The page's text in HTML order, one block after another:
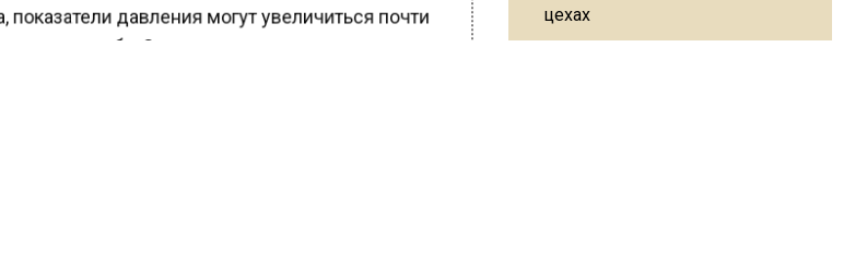
давления могут увеличиться почти
цехах